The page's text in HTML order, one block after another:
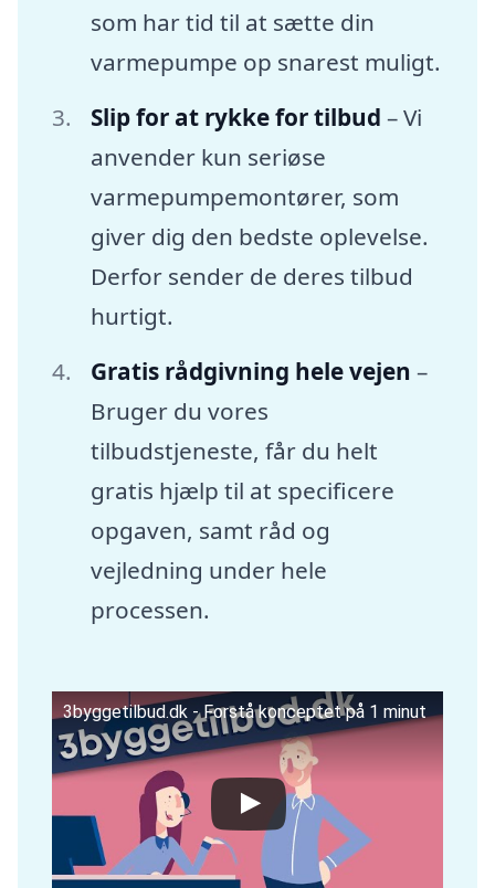
som har tid til at sætte din
varmepumpe op snarest muligt.
Slip for at rykke for tilbud – Vi
anvender kun seriøse
varmepumpemontører, som
giver dig den bedste oplevelse.
Derfor sender de deres tilbud
hurtigt.
Gratis rådgivning hele vejen –
Bruger du vores
tilbudstjeneste, får du helt
gratis hjælp til at specificere
opgaven, samt råd og
vejledning under hele
processen.
3byggetilbud.dk - Forstå konceptet på 1 minut